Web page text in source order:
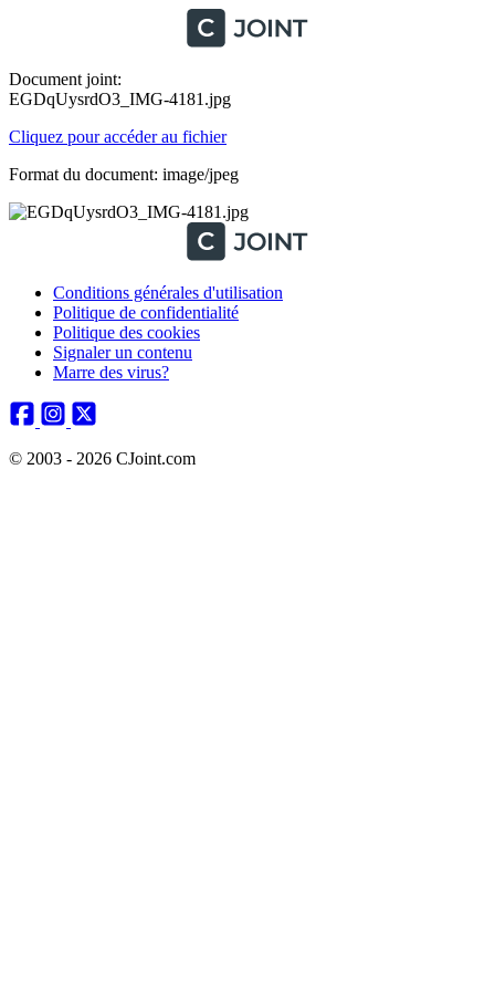
Document joint:
EGDqUysrdO3_IMG-4181.jpg
Cliquez pour accéder au fichier
Format du document: image/jpeg
Conditions générales d'utilisation
Politique de confidentialité
Politique des cookies
Signaler un contenu
Marre des virus?
© 2003 - 2026 CJoint.com